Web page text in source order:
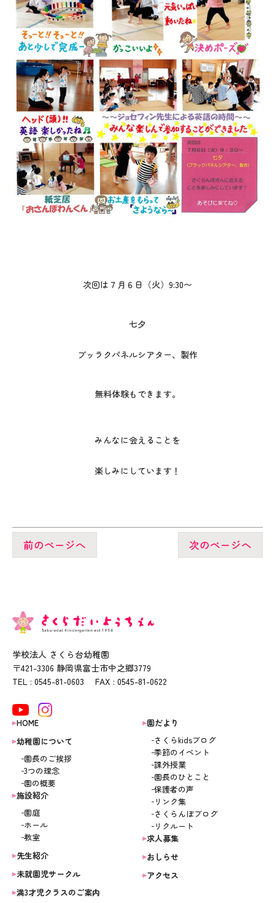
次回は７月６日（火）9:30〜
七夕
ブッラクパネルシアター、製作
無料体験もできます。
みんなに会えることを
楽しみにしています！
前のページへ 次のページへ
学校法人 さくら台幼稚園
〒421-3306 静岡県富士市中之郷3779
TEL : 0545-81-0603 FAX : 0545-81-0622
HOME
幼稚園について
園長のご挨拶
3つの理念
園の概要
施設紹介
園庭
ホール
教室
先生紹介
未就園児サークル
満3才児クラスのご案内
園だより
さくらkidsブログ
季節のイベント
課外授業
園長のひとこと
保護者の声
リンク集
さくらんぼブログ
リクルート
求人募集
おしらせ
アクセス